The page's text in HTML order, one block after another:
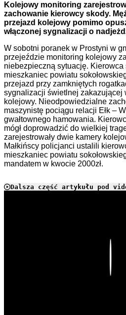
Kolejowy monitoring
zachowanie kierowcy skody.
przejazd kolejowy pomimo
włączonej sygnalizacji o
W sobotni poranek w Prostyni w
przejeździe monitoring kolejowy
niebezpieczną sytuację. Kierowca
mieszkaniec powiatu
przejazd przy zamkniętych
sygnalizacji świetlnej zakazującej
kolejowy. Nieodpowiedzialne
maszynistę pociągu relacji Ełk –
gwałtownego hamowania.
mógł doprowadzić do wielkiej
zarejestrowały dwie kamery
Małkińscy policjanci ustalili
mieszkaniec powiatu
mandatem w kwocie 2000zł.
Dalsza część artykułu pod